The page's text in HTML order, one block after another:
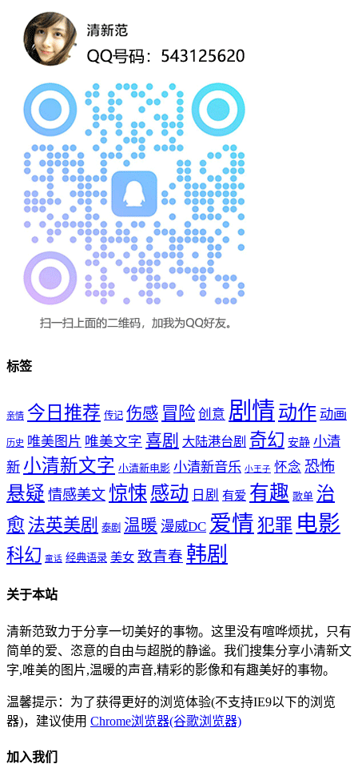
标签
亲情 今日推荐 传记 伤感 冒险 创意 剧情 动作 动画
历史 唯美图片 唯美文字 喜剧 大陆港台剧 奇幻 安静 小清
新 小清新文字 小清新电影 小清新音乐 小王子 怀念 恐怖
悬疑 情感美文 惊悚 感动 日剧 有爱 有趣 歌单 治
愈 法英美剧 泰剧 温暖 漫威DC 爱情 犯罪 电影
科幻 童话 经典语录 美女 致青春 韩剧
关于本站
清新范致力于分享一切美好的事物。这里没有喧哗烦扰，只有
简单的爱、恣意的自由与超脱的静谧。我们搜集分享小清新文
字,唯美的图片,温暖的声音,精彩的影像和有趣美好的事物。
温馨提示：为了获得更好的浏览体验(不支持IE9以下的浏览
器)，建议使用 Chrome浏览器(谷歌浏览器)
加入我们